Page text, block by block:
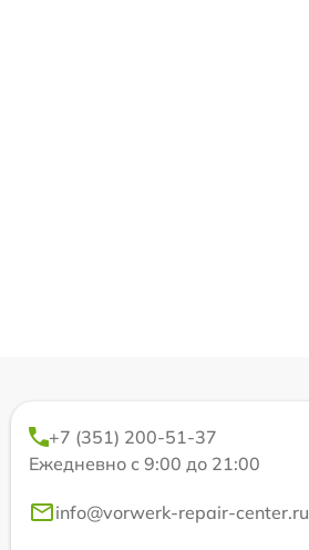
+7 (351) 200-51-37
Ежедневно с 9:00 до 21:00
info@vorwerk-repair-center.ru